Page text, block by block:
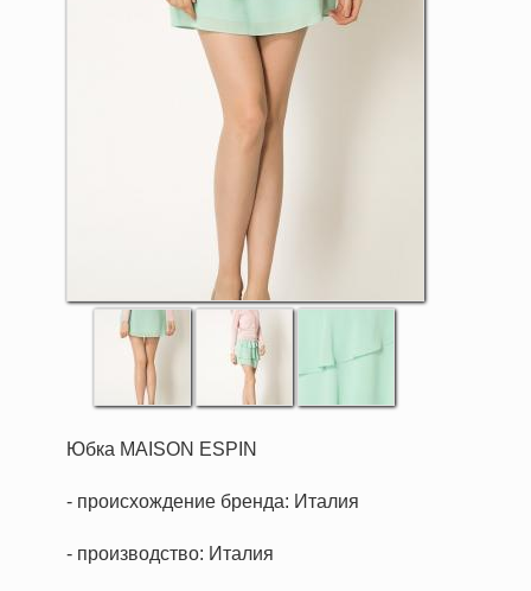
Юбка MAISON ESPIN
- происхождение бренда: Италия
- производство: Италия